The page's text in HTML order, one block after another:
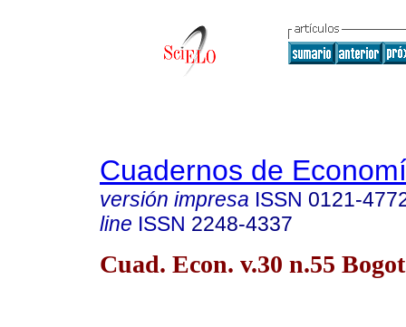
Cuadernos de
versión impresa ISSN 0121-
line ISSN 2248-4337
Cuad. Econ. v.30 n.55